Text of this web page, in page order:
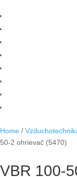
Home /
50-2 ohrievač (5470)
VBR 100-